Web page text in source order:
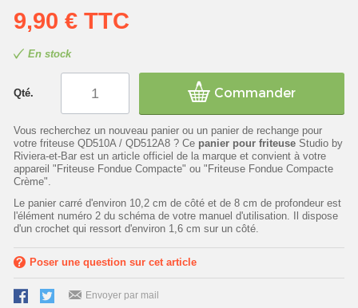
9,90 € TTC
En stock
Qté. Commander
Vous recherchez un nouveau panier ou un panier de rechange pour
votre friteuse QD510A / QD512A8 ? Ce panier pour friteuseStudio by
Riviera-et-Bar est un article officiel de la marque et convient à votre
appareil "Friteuse Fondue Compacte" ou "Friteuse Fondue Compacte
Crème".
Le panier carré d'environ 10,2 cm de côté et de 8 cm de profondeur est
l'élément numéro 2 du schéma de votre manuel d'utilisation. Il dispose
d'un crochet qui ressort d'environ 1,6 cm sur un côté.
Poser une question sur cet article
Envoyer par mail